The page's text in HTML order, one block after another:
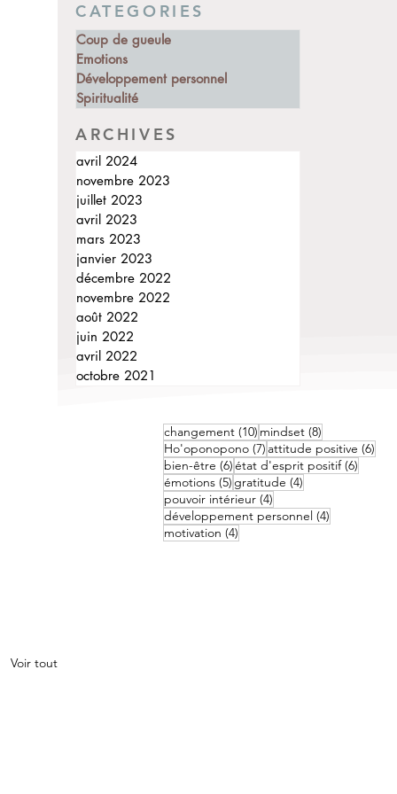
CATEGORIES
Coup de gueule
Emotions
Développement personnel
Spiritualité
ARCHIVES
avril 2024
novembre 2023
juillet 2023
avril 2023
mars 2023
janvier 2023
décembre 2022
novembre 2022
août 2022
juin 2022
avril 2022
octobre 2021
changement (10) 10 posts
mindset (8)
Ho'oponopono (7) 7 posts
attitude positive (6)
bien-être (6)6 posts
état d'esprit positif (6)
émotions (5) 5 posts
gratitude (4)
pouvoir intérieur (4)
développement personnel (4)
motivation (4)
Voir tout